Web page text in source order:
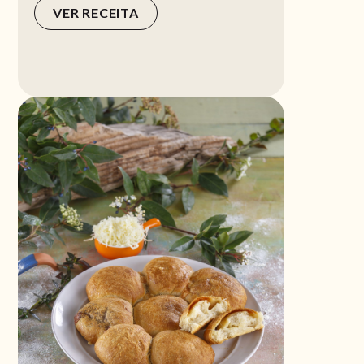
VER RECEITA